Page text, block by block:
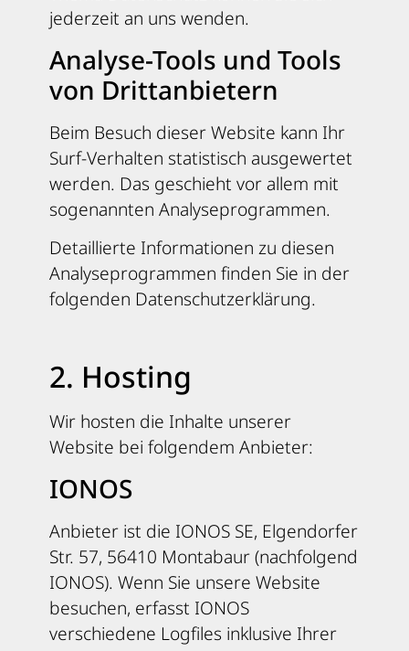
jederzeit an uns wenden.
Analyse-Tools und Tools
von Dritt­anbietern
Beim Besuch dieser Website kann Ihr
Surf-Verhalten statistisch ausgewertet
werden. Das geschieht vor allem mit
sogenannten Analyseprogrammen.
Detaillierte Informationen zu diesen
Analyseprogrammen finden Sie in der
folgenden Datenschutzerklärung.
2. Hosting
Wir hosten die Inhalte unserer
Website bei folgendem Anbieter:
IONOS
Anbieter ist die IONOS SE, Elgendorfer
Str. 57, 56410 Montabaur (nachfolgend
IONOS). Wenn Sie unsere Website
besuchen, erfasst IONOS
verschiedene Logfiles inklusive Ihrer